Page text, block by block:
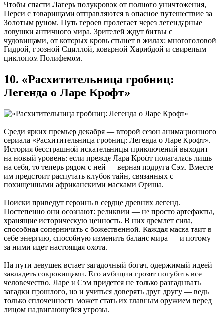
Чтобы спасти Лагерь полукровок от полного уничтожения,
Перси с товарищами отправляются в опасное путешествие за
Золотым руном. Путь героев пролегает через легендарные
ловушки античного мира. Зрителей ждут битвы с
чудовищами, от которых кровь стынет в жилах: многоголовой
Гидрой, грозной Сциллой, коварной Харибдой и свирепым
циклопом Полифемом.
10. «Расхитительница гробниц:
Легенда о Ларе Крофт»
Среди ярких премьер декабря — второй сезон анимационного
сериала «Расхитительница гробниц: Легенда о Ларе Крофт».
История бесстрашной искательницы приключений выходит
на новый уровень: если прежде Лара Крофт полагалась лишь
на себя, то теперь рядом с ней — верная подруга Сэм. Вместе
им предстоит распутать клубок тайн, связанных с
похищенными африканскими масками Ориша.
Поиски приведут героинь в сердце древних легенд.
Постепенно они осознают: реликвии — не просто артефакты,
хранящие историческую ценность. В них дремлет сила,
способная соперничать с божественной. Каждая маска таит в
себе энергию, способную изменить баланс мира — и потому
за ними идет настоящая охота.
На пути девушек встает загадочный богач, одержимый идеей
завладеть сокровищами. Его амбиции грозят погубить все
человечество. Ларе и Сэм придется не только разгадывать
загадки прошлого, но и учиться доверять друг другу — ведь
только сплоченность может стать их главным оружием перед
лицом надвигающейся угрозы.